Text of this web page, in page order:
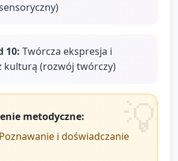
10: Twórcza ekspresja i
kulturą (rozwój twórczy)
metodyczne:
i doświadczanie